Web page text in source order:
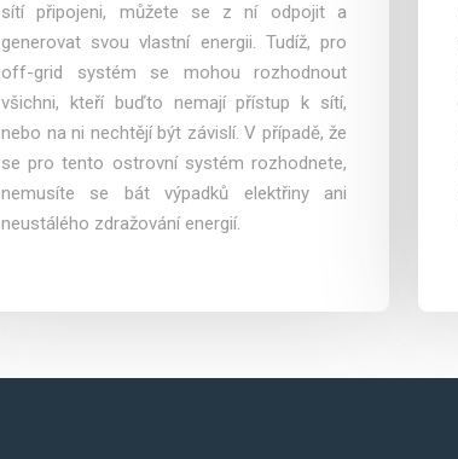
sítí připojeni, můžete se z ní odpojit a
generovat svou vlastní energii. Tudíž, pro
off-grid systém se mohou rozhodnout
všichni, kteří buďto nemají přístup k sítí,
nebo na ni nechtějí být závislí. V případě, že
se pro tento ostrovní systém rozhodnete,
nemusíte se bát výpadků elektřiny ani
neustálého zdražování energií.